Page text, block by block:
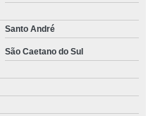
Santo André
São Caetano do Sul